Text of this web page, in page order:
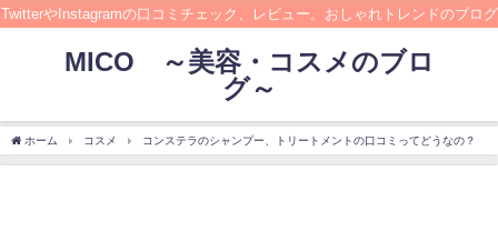
TwitterやInstagramの口コミチェック、レビュー。おしゃれトレンドのブログ
MICO ～美容・コスメのブロ
グ～
ホーム コスメ コンステラのシャンプー、トリートメントの口コミってどうなの？